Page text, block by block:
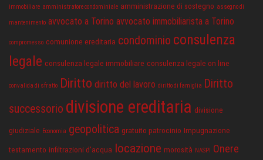
immobiliare amministratore condominiale amministrazione di sostegno assegno di
mantenimento avvocato a Torino avvocato immobiliarista a Torino
compromesso comunione ereditaria condominio consulenza
legale consulenza legale immobiliare consulenza legale on line
convalida di sfratto Diritto diritto del lavoro diritto di famiglia Diritto
successorio divisione ereditaria divisione
giudiziale Economia geopolitica gratuito patrocinio Impugnazione
testamento infiltrazioni d'acqua locazione morosità NASPI Onere